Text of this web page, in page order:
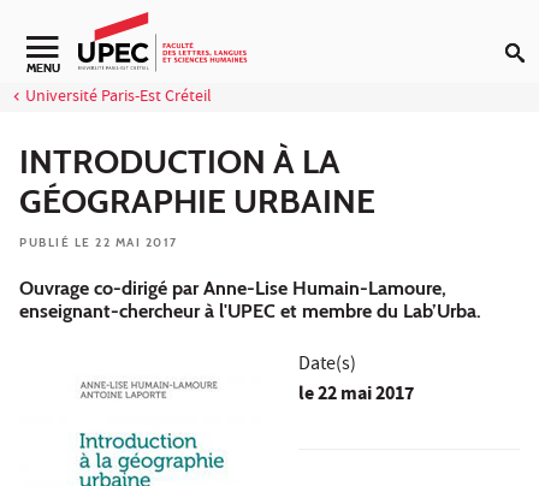
Aller au contenu
Navigation secondaire
MENU
Université Paris-Est Créteil
INTRODUCTION À LA
GÉOGRAPHIE URBAINE
PUBLIÉ LE 22 MAI 2017
Ouvrage co-dirigé par Anne-Lise Humain-Lamoure,
enseignant-chercheur à l'UPEC et membre du Lab’Urba.
Date(s)
le22 mai 2017